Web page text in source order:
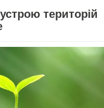
територій